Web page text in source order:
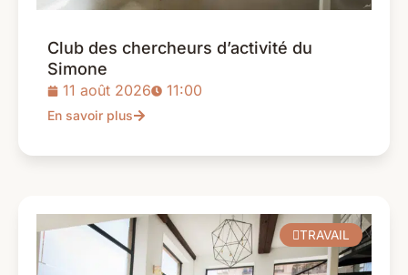
Club des chercheurs d’activité du
Simone
11 août 2026 11:00
En savoir plus
TRAVAIL